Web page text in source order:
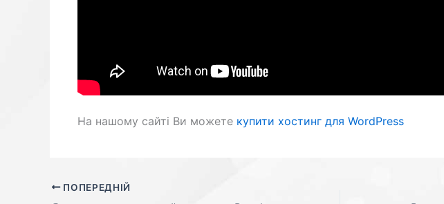
На нашому сайті Ви можете купити хостинг для WordPress
ПОПЕРЕДНІЙ